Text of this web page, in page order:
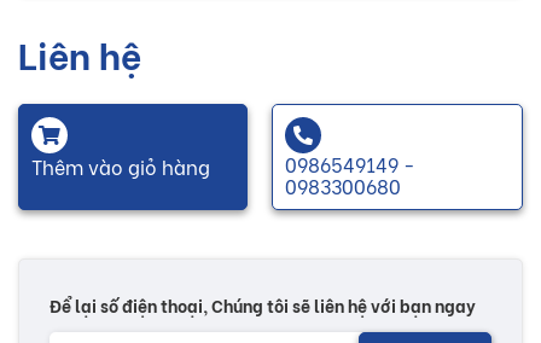
Liên hệ
Thêm vào giỏ hàng 0986549149 -
0983300680
Để lại số điện thoại, Chúng tôi sẽ liên hệ với bạn ngay